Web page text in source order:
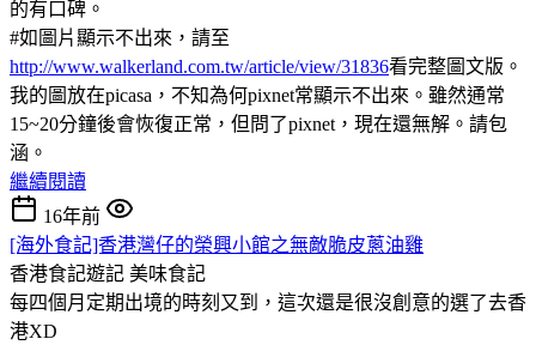
的有口碑。
#如圖片顯示不出來，請至
http://www.walkerland.com.tw/article/view/31836看完整圖文版。
我的圖放在picasa，不知為何pixnet常顯示不出來。雖然通常
15~20分鐘後會恢復正常，但問了pixnet，現在還無解。請包
涵。
繼續閱讀
16年前
[海外食記]香港灣仔的榮興小館之無敵脆皮蔥油雞
香港食記遊記 美味食記
每四個月定期出境的時刻又到，這次還是很沒創意的選了去香
港XD